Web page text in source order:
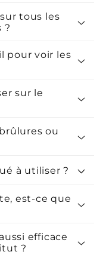
tous les
?
pour voir les
sur le
ou
à utiliser ?
est-ce que
efficace
?